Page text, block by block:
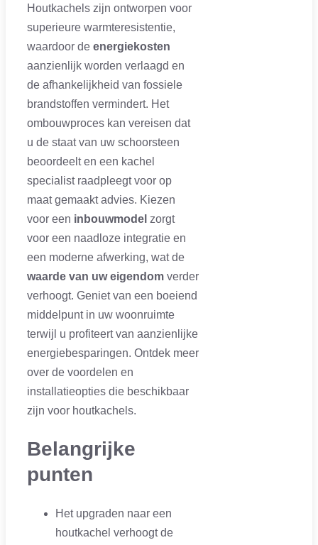
Houtkachels zijn ontworpen voor
superieure warmteresistentie,
waardoor de energiekosten
aanzienlijk worden verlaagd en
de afhankelijkheid van fossiele
brandstoffen vermindert. Het
ombouwproces kan vereisen dat
u de staat van uw schoorsteen
beoordeelt en een kachel
specialist raadpleegt voor op
maat gemaakt advies. Kiezen
voor een inbouwmodel zorgt
voor een naadloze integratie en
een moderne afwerking, wat de
waarde van uw eigendom verder
verhoogt. Geniet van een boeiend
middelpunt in uw woonruimte
terwijl u profiteert van aanzienlijke
energiebesparingen. Ontdek meer
over de voordelen en
installatieopties die beschikbaar
zijn voor houtkachels.
Belangrijke
punten
Het upgraden naar een
houtkachel verhoogt de